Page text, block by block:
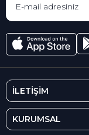
İLETİŞİM
KURUMSAL